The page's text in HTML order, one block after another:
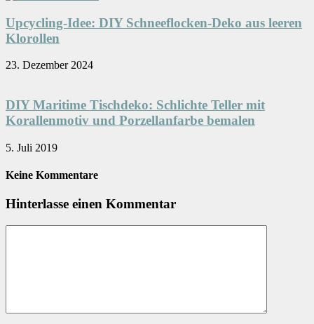
Upcycling-Idee: DIY Schneeflocken-Deko aus leeren
Klorollen
23. Dezember 2024
DIY Maritime Tischdeko: Schlichte Teller mit
Korallenmotiv und Porzellanfarbe bemalen
5. Juli 2019
Keine Kommentare
Hinterlasse einen Kommentar